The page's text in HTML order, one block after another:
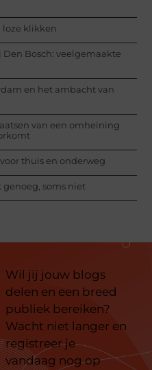
loze klikken
Bosch: veelgemaakte
en het ambacht van
van een omheining
thuis en onderweg
genoeg, soms niet
Wil jij jouw blogs
delen en een breed
publiek bereiken?
Wacht niet langer en
registreer je
vandaag nog op